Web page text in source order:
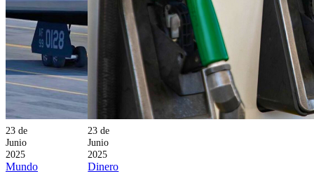
23 de
Junio
2025
Mundo
23 de
Junio
2025
Dinero